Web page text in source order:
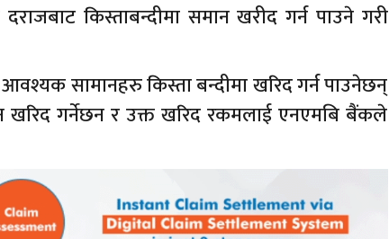
किस्ताबन्दीमा समान खरीद गर्न पाउने गरी
सामानहरु किस्ता बन्दीमा खरिद गर्न पाउनेछन्
खरिद गर्नेछन र उक्त खरिद रकमलाई एनएमबि बैंकले